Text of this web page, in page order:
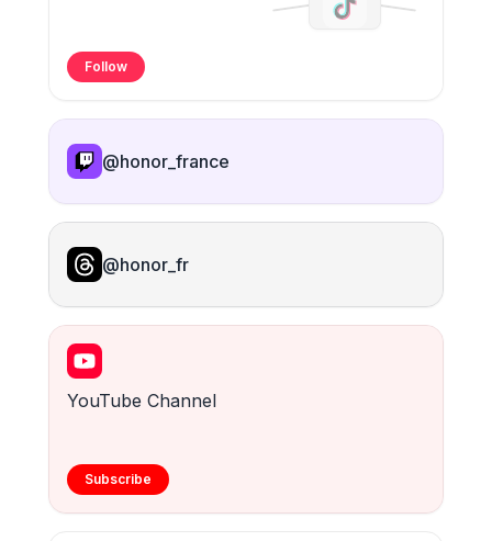
Follow
@honor_france
YouTube Channel
Subscribe
@honor_fr